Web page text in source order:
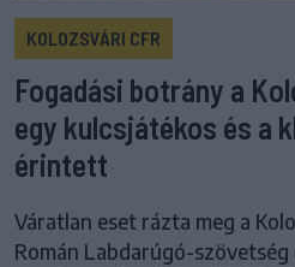
KOLOZSVÁRI CFR
Fogadási botrány a
egy kulcsjátékos és a
érintett
Váratlan eset rázta meg a
Román Labdarúgó-